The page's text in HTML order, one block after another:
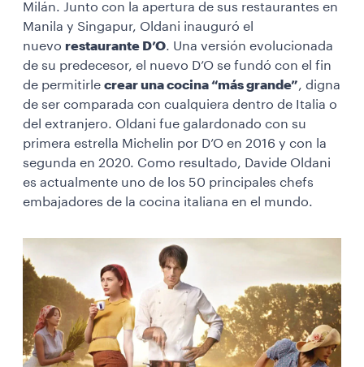
Milán. Junto con la apertura de sus restaurantes en
Manila y Singapur, Oldani inauguró el
nuevo restaurante D’O. Una versión evolucionada
de su predecesor, el nuevo D’O se fundó con el fin
de permitirle crear una cocina “más grande”, digna
de ser comparada con cualquiera dentro de Italia o
del extranjero. Oldani fue galardonado con su
primera estrella Michelin por D’O en 2016 y con la
segunda en 2020. Como resultado, Davide Oldani
es actualmente uno de los 50 principales chefs
embajadores de la cocina italiana en el mundo.